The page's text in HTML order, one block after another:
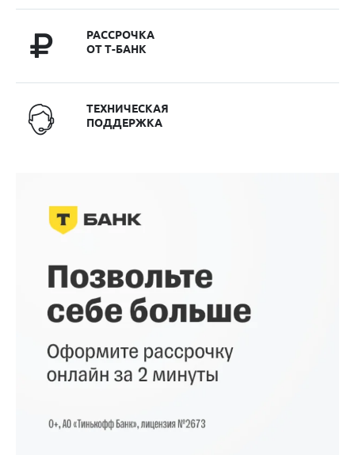
РАССРОЧКА
ОТ Т-БАНК
ТЕХНИЧЕСКАЯ
ПОДДЕРЖКА